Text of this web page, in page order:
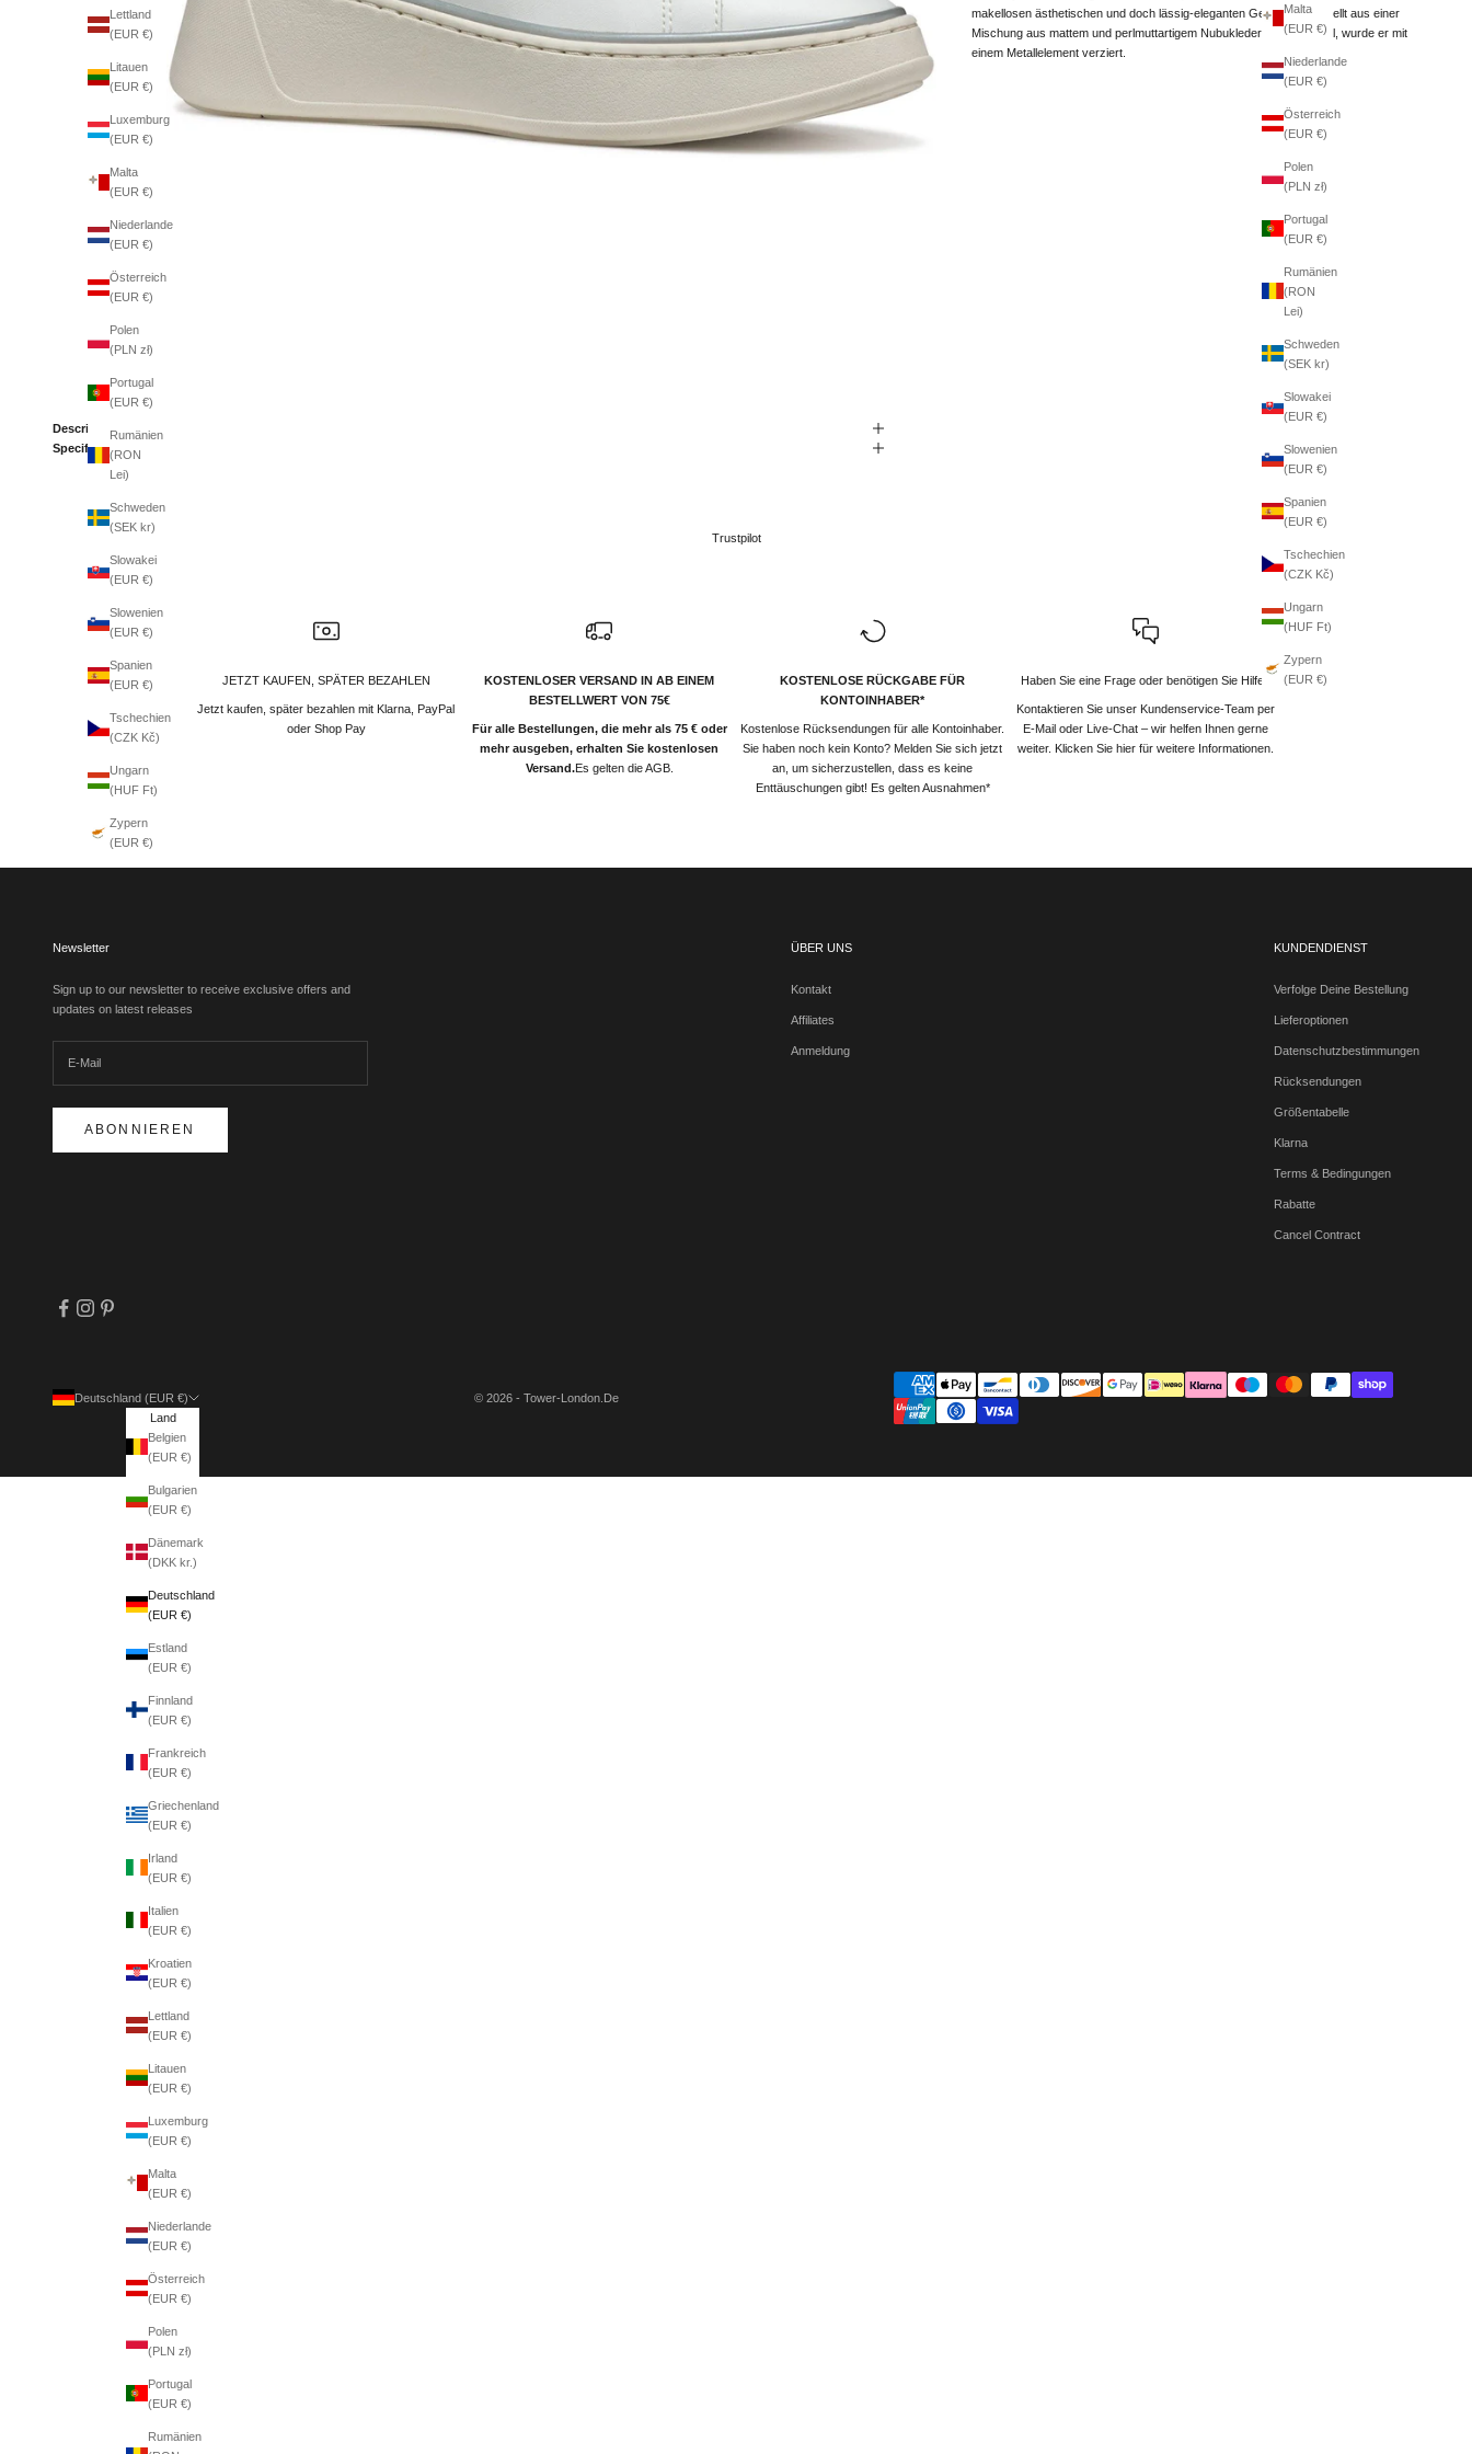
Malta
(EUR €)
Niederlande
(EUR €)
Österreich
(EUR €)
Polen
(PLN zł)
Portugal
(EUR €)
Rumänien
(RON
Lei)
Schweden
(SEK kr)
Slowakei
(EUR €)
Slowenien
(EUR €)
Spanien
(EUR €)
Tschechien
(CZK Kč)
Ungarn
(HUF Ft)
Zypern
(EUR €)
Lettland
(EUR €)
Litauen
(EUR €)
Luxemburg
(EUR €)
Malta
(EUR €)
Niederlande
(EUR €)
Österreich
(EUR €)
Polen
(PLN zł)
Portugal
(EUR €)
Rumänien
(RON
Lei)
Schweden
(SEK kr)
Slowakei
(EUR €)
Slowenien
(EUR €)
Spanien
(EUR €)
Tschechien
(CZK Kč)
Ungarn
(HUF Ft)
Zypern
(EUR €)
makellosen ästhetischen und doch lässig-eleganten Gefühl. Hergestellt aus einer
Mischung aus mattem und perlmuttartigem Nubuklederimitat-Material, wurde er mit
einem Metallelement verziert.
Description
Specifications
Trustpilot
JETZT KAUFEN, SPÄTER BEZAHLEN
Jetzt kaufen, später bezahlen mit Klarna, PayPal
oder Shop Pay
KOSTENLOSER VERSAND IN AB EINEM
BESTELLWERT VON 75€
Für alle Bestellungen, die mehr als 75 € oder
mehr ausgeben, erhalten Sie kostenlosen
Versand.Es gelten die AGB.
KOSTENLOSE RÜCKGABE FÜR
KONTOINHABER*
Kostenlose Rücksendungen für alle Kontoinhaber.
Sie haben noch kein Konto? Melden Sie sich jetzt
an, um sicherzustellen, dass es keine
Enttäuschungen gibt! Es gelten Ausnahmen*
Haben Sie eine Frage oder benötigen Sie Hilfe?
Kontaktieren Sie unser Kundenservice-Team per
E-Mail oder Live-Chat – wir helfen Ihnen gerne
weiter. Klicken Sie hier für weitere Informationen.
Newsletter
Sign up to our newsletter to receive exclusive offers and
updates on latest releases
ABONNIEREN
ÜBER UNS
Kontakt
Affiliates
Anmeldung
KUNDENDIENST
Verfolge Deine Bestellung
Lieferoptionen
Datenschutzbestimmungen
Rücksendungen
Größentabelle
Klarna
Terms & Bedingungen
Rabatte
Cancel Contract
Deutschland (EUR €)
Land
Belgien
(EUR €)
Bulgarien
(EUR €)
Dänemark
(DKK kr.)
Deutschland
(EUR €)
Estland
(EUR €)
Finnland
(EUR €)
Frankreich
(EUR €)
Griechenland
(EUR €)
Irland
(EUR €)
Italien
(EUR €)
Kroatien
(EUR €)
Lettland
(EUR €)
Litauen
(EUR €)
Luxemburg
(EUR €)
Malta
(EUR €)
Niederlande
(EUR €)
Österreich
(EUR €)
Polen
(PLN zł)
Portugal
(EUR €)
Rumänien
© 2026 - Tower-London.De